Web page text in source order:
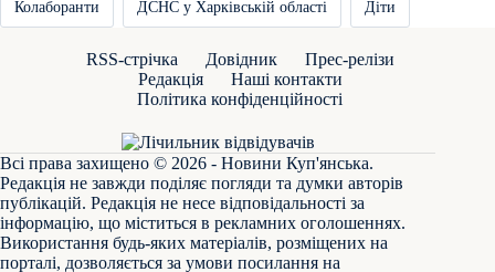
Колаборанти ДСНС у Харківській області Діти
RSS-стрічка Довідник
Прес-релізи
Редакція
Наші контакти
Політика конфіденційності
Всі права захищено © 2026 - Новини Куп'янська.
Редакція не завжди поділяє погляди та думки авторів
публікацій. Редакція не несе відповідальності за
інформацію, що міститься в рекламних оголошеннях.
Використання будь-яких матеріалів, розміщених на
порталі, дозволяється за умови посилання на